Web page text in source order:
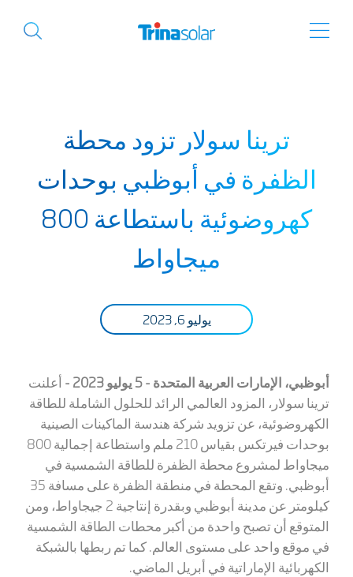
ترينا سولار تزود محطة
الظفرة في أبوظبي بوحدات
كهروضوئية باستطاعة 800
ميجاواط
يوليو 6, 2023
أبوظبي، الإمارات العربية المتحدة - 5 يوليو 2023 -
أعلنت
ترينا سولار، المزود العالمي الرائد للحلول الشاملة للطاقة
الكهروضوئية، عن تزويد شركة هندسة الماكينات الصينية
بوحدات فيرتكس بقياس 210 ملم واستطاعة إجمالية 800
ميجاواط لمشروع محطة الظفرة للطاقة الشمسية في
أبوظبي. وتقع المحطة في منطقة الظفرة على مسافة 35
كيلومتر عن مدينة أبوظبي وبقدرة إنتاجية 2 جيجاواط، ومن
المتوقع أن تصبح واحدة من أكبر محطات الطاقة الشمسية
في موقع واحد على مستوى العالم. كما تم ربطها بالشبكة
الكهربائية الإماراتية في أبريل الماضي.